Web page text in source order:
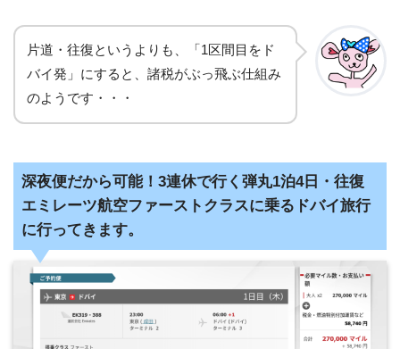
片道・往復というよりも、「1区間目をド
バイ発」にすると、諸税がぶっ飛ぶ仕組み
のようです・・・
深夜便だから可能！3連休で行く弾丸1泊4日・往復
エミレーツ航空ファーストクラスに乗るドバイ旅行
に行ってきます。